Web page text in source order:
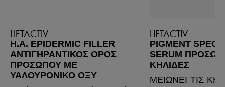
LIFTACTIV
H.A. EPIDERMIC FILLER
ΑΝΤΙΓΗΡΑΝΤΙΚΌΣ ΟΡΌΣ
ΠΡΟΣΏΠΟΥ ΜΕ
ΥΑΛΟΥΡΟΝΙΚΌ ΟΞΎ
LIFTACTIV
PIGMENT
SERUM
ΚΗΛΊΔΕΣ
ΜΕΙΩΝΕΙ ΤΙΣ